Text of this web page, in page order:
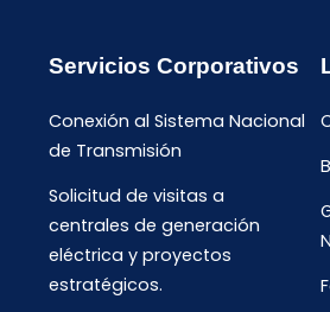
Servicios Corporativos
Conexión al Sistema Nacional
de Transmisión
Solicitud de visitas a
centrales de generación
eléctrica y proyectos
estratégicos.